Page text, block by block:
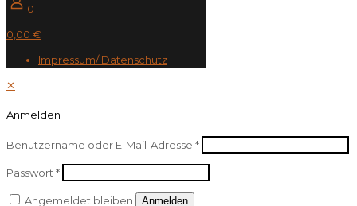
0
0,00 €
Impressum/ Datenschutz
✕
Anmelden
Benutzername oder E-Mail-Adresse *
Passwort *
Angemeldet bleiben Anmelden